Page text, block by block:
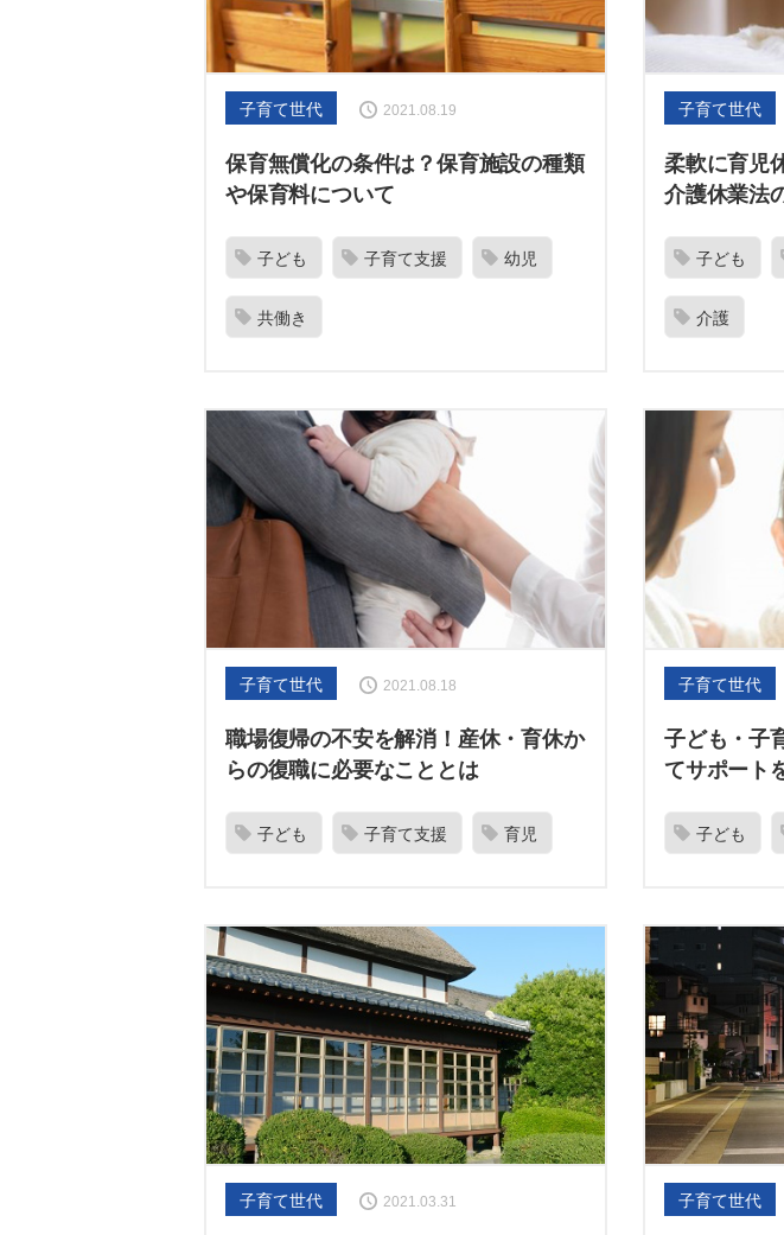
子育て世代 2021.08.19
保育無償化の条件は？保育施設の種類
や保育料について
子ども 子育て支援 幼児
共働き
子育て世代
柔軟に育児
介護休業法
子ども
介護
子育て世代 2021.08.18
職場復帰の不安を解消！産休・育休か
らの復職に必要なこととは
子ども 子育て支援 育児
子育て世代
子ども・子
てサポート
子ども
子育て世代 2021.03.31 子育て世代